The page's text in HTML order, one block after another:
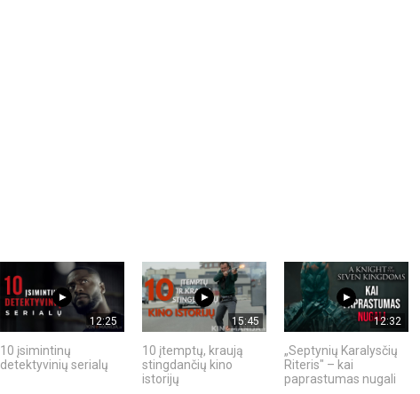
12:25
10 įsimintinų
detektyvinių serialų
15:45
10 įtemptų, kraują
stingdančių kino
istorijų
12:32
„Septynių Karalysčių
Riteris" – kai
paprastumas nugali